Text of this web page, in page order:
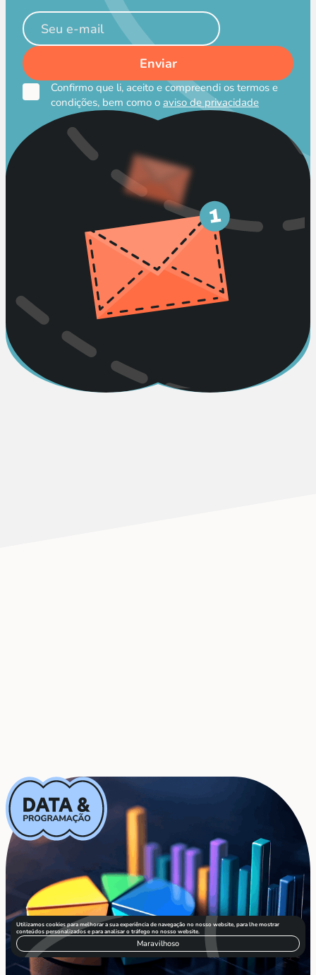
Confirmo que li, aceito e compreendi os termos e
condições, bem como o aviso de privacidade
Utilizamos cookies para melhorar a sua experiência de navegação no nosso website, para lhe mostrar
conteúdos personalizados e para analisar o tráfego no nosso website.
Maravilhoso